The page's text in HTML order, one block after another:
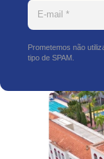
Prometemos não
tipo de SPAM.